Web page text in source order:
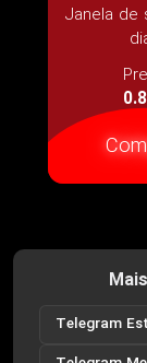
Janela de
Telegram